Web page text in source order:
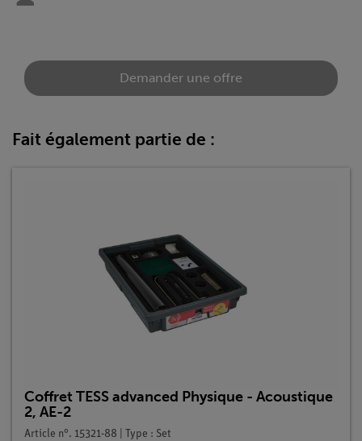
Demander une offre
Fait également partie de :
Coffret TESS advanced Physique - Acoustique
2, AE-2
Article n°. 15321-88 | Type : Set